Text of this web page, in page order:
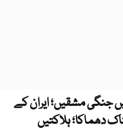
جنگی مشقیں؛ ایران کے
دھماکا؛ ہلاکتیں